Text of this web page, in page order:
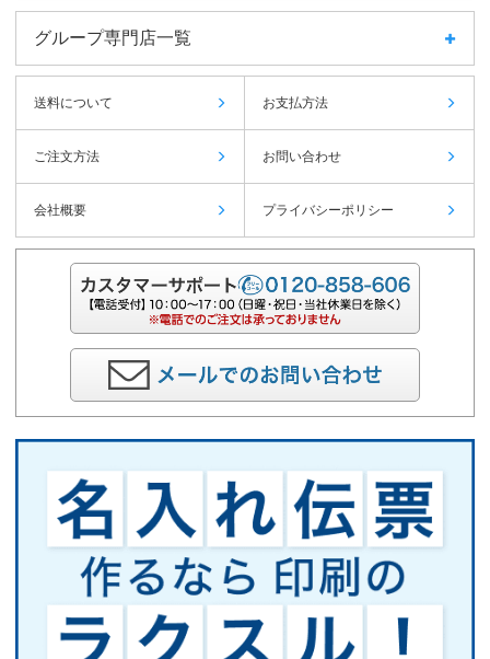
グループ専門店一覧
送料について お支払方法
ご注文方法 お問い合わせ
会社概要 プライバシーポリシー